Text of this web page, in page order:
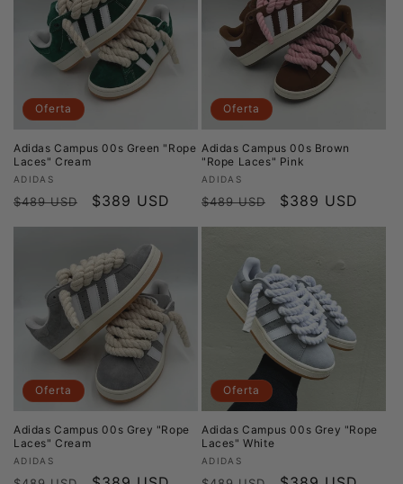
Oferta
Adidas Campus 00s Green "Rope
Laces" Cream
Proveedor:
ADIDAS
Precio
habitual
$489 USD
Precio
de
oferta
$389 USD
Oferta
Adidas Campus 00s Brown
"Rope Laces" Pink
Proveedor:
ADIDAS
Precio
habitual
$489 USD
Precio
de
$389 USD
Oferta
Adidas Campus 00s Grey "Rope
Laces" Cream
Proveedor:
ADIDAS
Oferta
Adidas Campus 00s Grey "Rope
Laces" White
Proveedor:
ADIDAS